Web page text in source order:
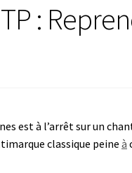
:
est à l’arrêt sur un
classique peineà